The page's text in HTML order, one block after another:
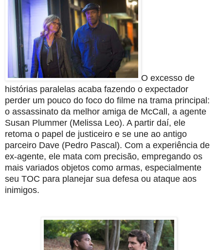
O excesso de
histórias paralelas acaba fazendo o expectador
perder um pouco do foco do filme na trama principal:
o assassinato da melhor amiga de McCall, a agente
Susan Plummer (Melissa Leo). A partir daí, ele
retoma o papel de justiceiro e se une ao antigo
parceiro Dave (Pedro Pascal). Com a experiência de
ex-agente, ele mata com precisão, empregando os
mais variados objetos como armas, especialmente
seu TOC para planejar sua defesa ou ataque aos
inimigos.